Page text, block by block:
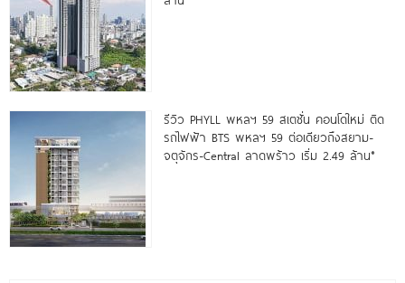
รีวิว PHYLL พหลฯ 59 สเตชั่น คอนโดใหม่ ติด
รถไฟฟ้า BTS พหลฯ 59 ต่อเดียวถึงสยาม-
จตุจักร-Central ลาดพร้าว เริ่ม 2.49 ล้าน*